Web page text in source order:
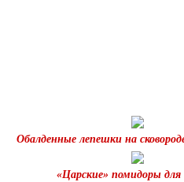
Обалденные лепешки на
«Царские» помидоры